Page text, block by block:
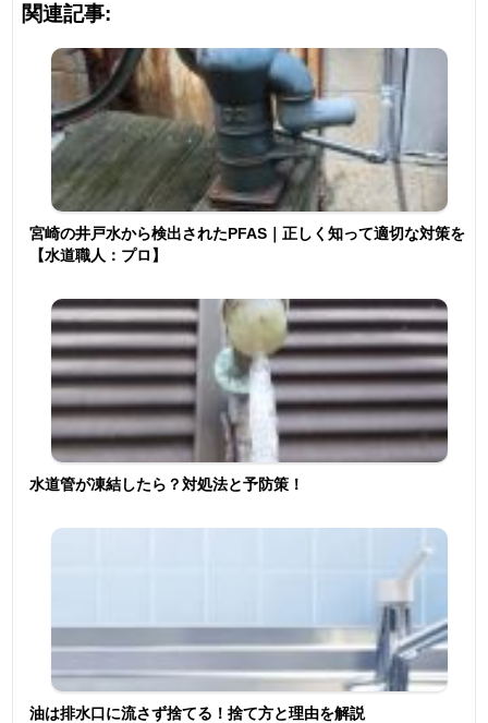
関連記事:
宮崎の井戸水から検出されたPFAS｜正しく知って適切な対策を
【水道職人：プロ】
水道管が凍結したら？対処法と予防策！
油は排水口に流さず捨てる！捨て方と理由を解説